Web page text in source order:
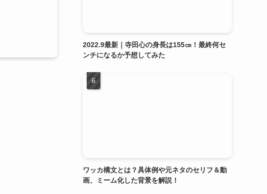
2022.9最新｜寺田心の身長は155㎝！最終何セ
ンチになるか予想してみた
ワッカ構文とは？具体例や元ネタのセリフ＆動
画、ミーム化した背景を解説！